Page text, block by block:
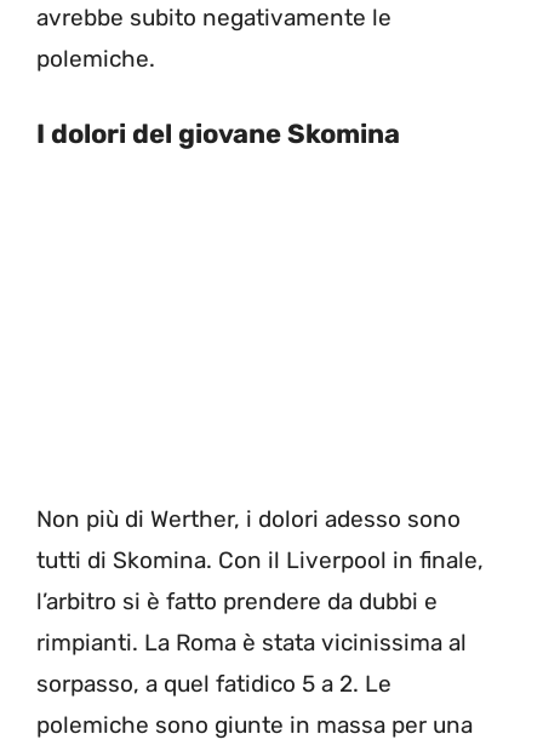
avrebbe subito negativamente le
polemiche.
I dolori del giovane Skomina
Non più di Werther, i dolori adesso sono
tutti di Skomina. Con il Liverpool in finale,
l’arbitro si è fatto prendere da dubbi e
rimpianti. La Roma è stata vicinissima al
sorpasso, a quel fatidico 5 a 2. Le
polemiche sono giunte in massa per una